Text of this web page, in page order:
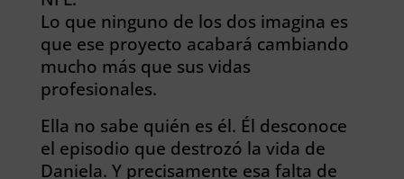
Lo que ninguno de los dos imagina es
que ese proyecto acabará cambiando
mucho más que sus vidas
profesionales.
Ella no sabe quién es él. Él desconoce
el episodio que destrozó la vida de
Daniela. Y precisamente esa falta de